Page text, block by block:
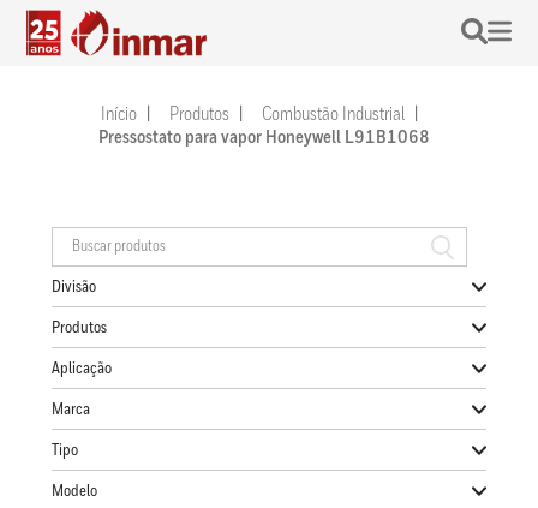
Início Produtos
Combustão Industrial
Pressostato para vapor Honeywell L91B1068
Divisão
Produtos
Aplicação
Marca
Tipo
Modelo